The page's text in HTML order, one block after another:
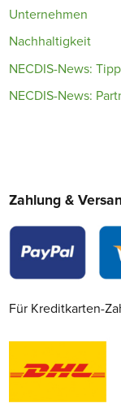
Unternehmen
Nachhaltigkeit
NECDIS-News:
NECDIS-News:
Zahlung &
Für Kreditkarten-